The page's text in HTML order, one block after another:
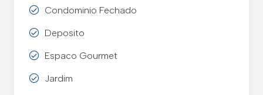
Condominio Fechado
Deposito
Espaco Gourmet
Jardim